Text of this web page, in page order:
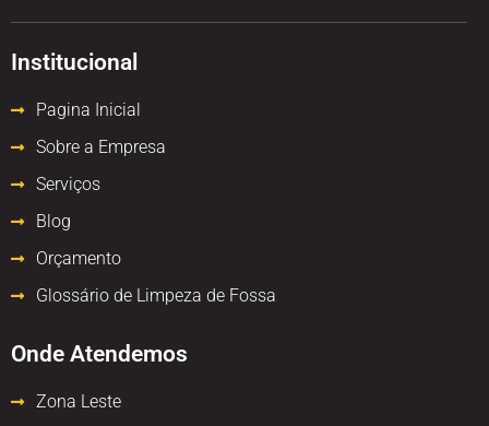
Institucional
Pagina Inicial
Sobre a Empresa
Serviços
Blog
Orçamento
Glossário de Limpeza de Fossa
Onde Atendemos
Zona Leste